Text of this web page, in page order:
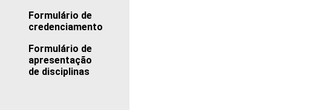
Formulário de
credenciamento
Formulário de
apresentação
de disciplinas